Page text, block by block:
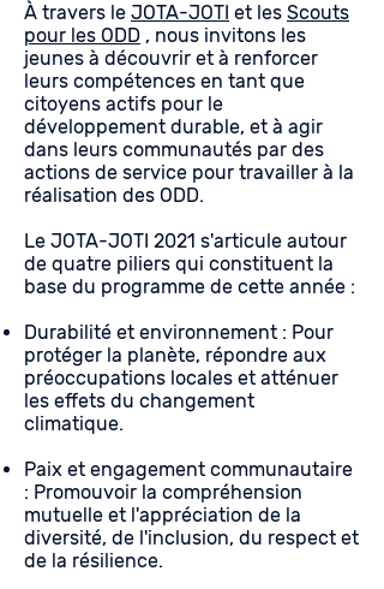
À travers le JOTA-JOTI et les Scouts
pour les ODD , nous invitons les
jeunes à découvrir et à renforcer
leurs compétences en tant que
citoyens actifs pour le
développement durable, et à agir
dans leurs communautés par des
actions de service pour travailler à la
réalisation des ODD.
Le JOTA-JOTI 2021 s'articule autour
de quatre piliers qui constituent la
base du programme de cette année :
Durabilité et environnement : Pour
protéger la planète, répondre aux
préoccupations locales et atténuer
les effets du changement
climatique.
Paix et engagement communautaire
: Promouvoir la compréhension
mutuelle et l'appréciation de la
diversité, de l'inclusion, du respect et
de la résilience.